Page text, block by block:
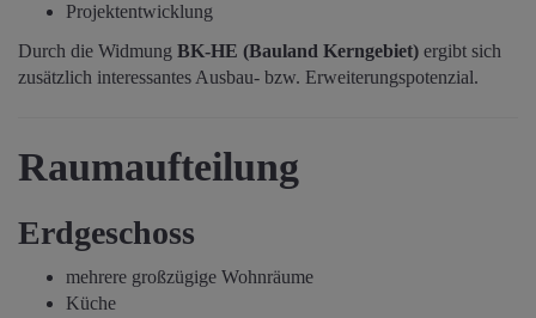
Projektentwicklung
Durch die Widmung BK-HE (Bauland Kerngebiet) ergibt sich
zusätzlich interessantes Ausbau- bzw. Erweiterungspotenzial.
Raumaufteilung
Erdgeschoss
mehrere großzügige Wohnräume
Küche